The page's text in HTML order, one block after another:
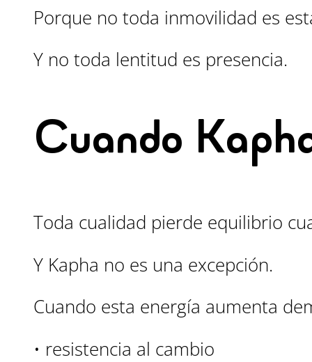
Porque no toda inmovilidad es
Y no toda lentitud es presencia.
Cuando
Toda cualidad pierde equilibrio
Y Kapha no es una excepción.
Cuando esta energía aumenta
• resistencia al cambio